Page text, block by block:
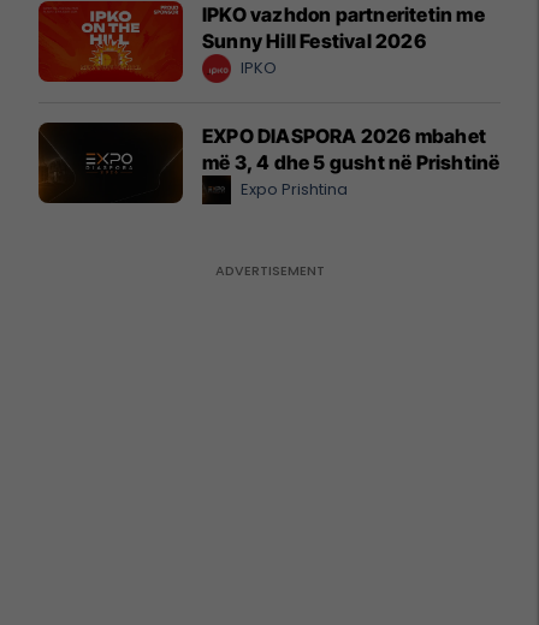
IPKO vazhdon partneritetin me
Sunny Hill Festival 2026
IPKO
EXPO DIASPORA 2026 mbahet
më 3, 4 dhe 5 gusht në Prishtinë
Expo Prishtina